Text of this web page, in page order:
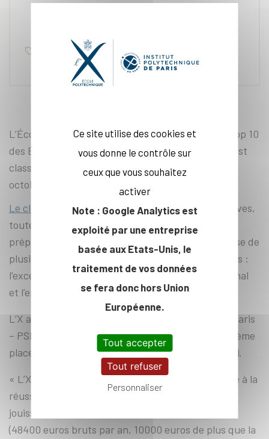
Éducation, Classements, Cycle Ingénieur
L’École polytechnique est à nouveau en tête du Top 10
des Écoles d’ingénieurs d’excellence françaises post
classes préparatoires, publié par Le Figaro, le 13
octobre.
Le classementporte sur les Écoles les plus sélectives,
toutes accessibles après deux années de classes
préparatoires scientifiques. Il est réalisé sur la base de
plusieurs indicateurs regroupés en trois catégories :
l’excellence académique, l’ouverture à l’international
et l’employabilité des diplômés.
L’X affiche un score de 19,0 sur 20 devant Mines Paris
– PSL (17,7) qui ravit pour la première fois la deuxième
place à CentraleSupélec (3e avec un score de 17,4).
« L’X conserve sa première place avant tout grâce à la
réussite professionnelle de ses diplômés. Ceux-ci
jouissent à la fois du salaire de sortie le plus élevé
(48400 euros bruts par an, 10000 euros de plus que la
Ce site utilise des cookies et
vous donne le contrôle sur
ceux que vous souhaitez
activer
Note : Google Analytics est
exploité par une entreprise
basée aux Etats-Unis, le
traitement de vos données
se fera donc hors Union
Européenne.
Tout accepter
Tout refuser
Personnaliser